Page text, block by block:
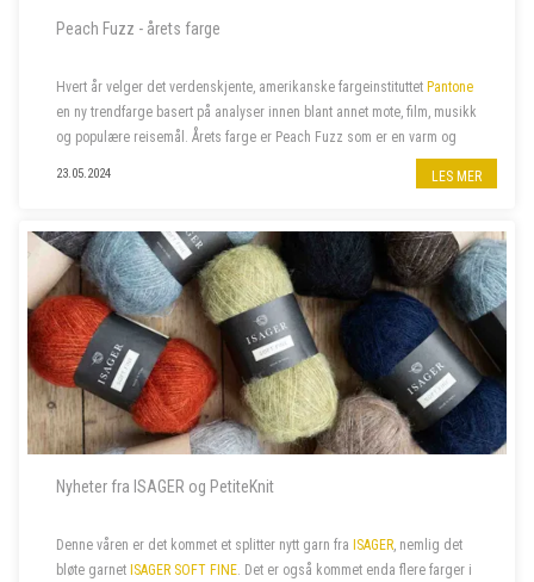
Peach Fuzz - årets farge
Hvert år velger det verdenskjente, amerikanske fargeinstituttet Pantone
en ny trendfarge basert på analyser innen blant annet mote, film, musikk
og populære reisemål. Årets farge er Peach Fuzz som er en varm og
velkommen farge som beriker sinn, kropp og sjel. Naturligvi...
23.05.2024 LES MER
Nyheter fra ISAGER og PetiteKnit
Denne våren er det kommet et splitter nytt garn fra ISAGER, nemlig det
bløte garnet ISAGER SOFT FINE. Det er også kommet enda flere farger i